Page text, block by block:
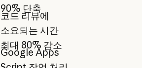
90% 단축
코드 리뷰에
소요되는 시간
최대 80% 감소
Google Apps